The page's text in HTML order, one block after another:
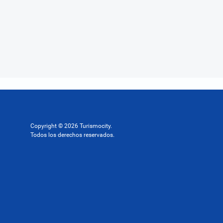
Copyright © 2026 Turismocity.
Todos los derechos reservados.